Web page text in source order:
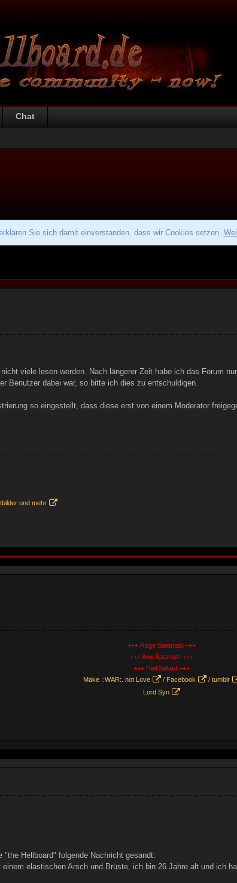
Chat
Sie sich damit einverstanden, dass wir Cookies setzen.
viele lesen werden. Nach längerer Zeit habe ich das Forum
Benutzer dabei war, so bitte ich dies zu entschuldigen.
so eingestellt, dass diese erst von einem Moderator
und mehr
+++ Rege Satanas! +++
+++ Ave Satanas! +++
+++ Heil Satan! +++
Make .:WAR:. not Love
/Facebook / tumblr
Lord Syn
Hellboard" folgende Nachricht gesandt:
elastischen Arsch und Brüste, ich bin 26 Jahre alt und ich